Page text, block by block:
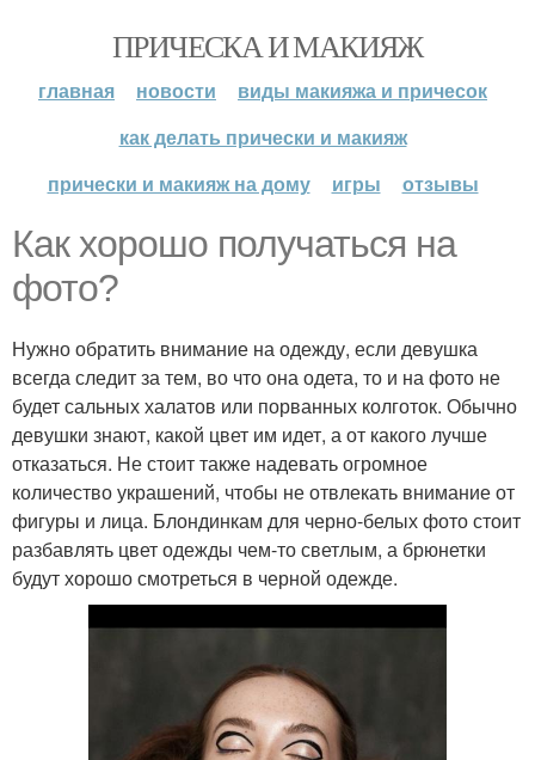
ПРИЧЕСКА И МАКИЯЖ
главная новости
виды макияжа и причесок
как делать прически и макияж
прически и макияж на дому
игры отзывы
Как хорошо получаться на
фото?
Нужно обратить внимание на одежду, если девушка
всегда следит за тем, во что она одета, то и на фото не
будет сальных халатов или порванных колготок. Обычно
девушки знают, какой цвет им идет, а от какого лучше
отказаться. Не стоит также надевать огромное
количество украшений, чтобы не отвлекать внимание от
фигуры и лица. Блондинкам для черно-белых фото стоит
разбавлять цвет одежды чем-то светлым, а брюнетки
будут хорошо смотреться в черной одежде.